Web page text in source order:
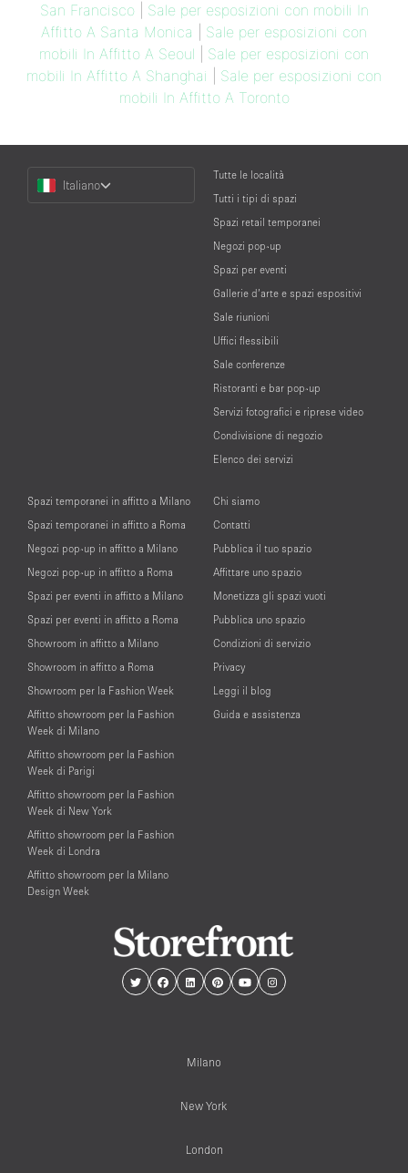
San Francisco| Sale per esposizioni con mobili In
Affitto A Santa Monica
Sale per esposizioni con
mobili In Affitto A Seoul
Sale per esposizioni con
mobili In Affitto A Shanghai
Sale per esposizioni con
mobili In Affitto A Toronto
Language
Italiano
Tutte le località
Tutti i tipi di spazi
Spazi retail temporanei
Negozi pop-up
Spazi per eventi
Gallerie d’arte e spazi espositivi
Sale riunioni
Uffici flessibili
Sale conferenze
Ristoranti e bar pop-up
Servizi fotografici e riprese video
Condivisione di negozio
Elenco dei servizi
Spazi temporanei in affitto a Milano
Spazi temporanei in affitto a Roma
Negozi pop-up in affitto a Milano
Negozi pop-up in affitto a Roma
Spazi per eventi in affitto a Milano
Spazi per eventi in affitto a Roma
Showroom in affitto a Milano
Showroom in affitto a Roma
Showroom per la Fashion Week
Affitto showroom per la Fashion
Week di Milano
Affitto showroom per la Fashion
Week di Parigi
Affitto showroom per la Fashion
Week di New York
Affitto showroom per la Fashion
Week di Londra
Affitto showroom per la Milano
Design Week
Chi siamo
Contatti
Pubblica il tuo spazio
Affittare uno spazio
Monetizza gli spazi vuoti
Pubblica uno spazio
Condizioni di servizio
Privacy
Leggi il blog
Guida e assistenza
Milano
New York
London